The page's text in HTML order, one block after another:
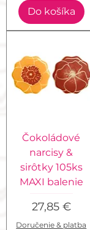
Do košíka
Čokoládové
narcisy &
sirôtky 105ks
MAXI balenie
Cena
27,85 €
Doručenie & platba